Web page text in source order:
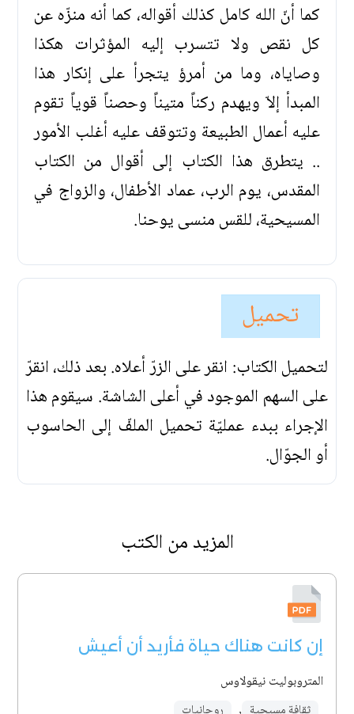
كما أنّ الله كامل كذلك أقواله، كما أنه منزّه عن
كل نقص ولا تتسرب إليه المؤثرات هكذا
وصاياه، وما من أمرؤ يتجرأ على إنكار هذا
المبدأ إلاّ ويهدم ركناً متيناً وحصناً قوياً تقوم
عليه أعمال الطبيعة وتتوقف عليه أغلب الأمور
.. يتطرق هذا الكتاب إلى أقوال من الكتاب
المقدس، يوم الرب، عماد الأطفال، والزواج في
المسيحية، للقس منسى يوحنا.
تحميل
لتحميل الكتاب: انقر على الزرّ أعلاه. بعد ذلك، انقرّ
على السهم الموجود في أعلى الشاشة. سيقوم هذا
الإجراء ببدء عمليّة تحميل الملفّ إلى الحاسوب
أو الجوّال.
المزيد من الكتب
إن كانت هناك حياة فأريد أن أعيش
المتروبوليت نيقولاوس